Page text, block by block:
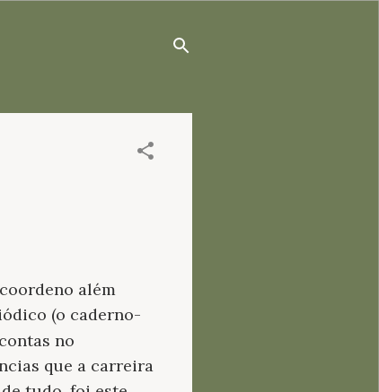
além
(o caderno-
no
que a carreira